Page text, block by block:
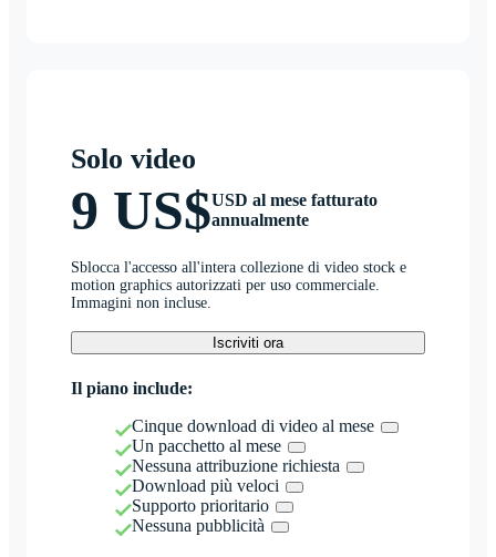
Solo video
9 US$USD al mese fatturato
annualmente
Sblocca l'accesso all'intera collezione di video stock e
motion graphics autorizzati per uso commerciale.
Immagini non incluse.
Iscriviti ora
Il piano include:
Cinque download di video al mese
Un pacchetto al mese
Nessuna attribuzione richiesta
Download più veloci
Supporto prioritario
Nessuna pubblicità